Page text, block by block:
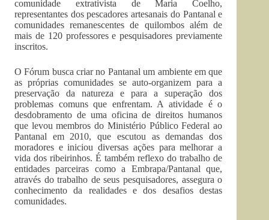
comunidade extrativista de Maria Coelho,
representantes dos pescadores artesanais do Pantanal e
comunidades remanescentes de quilombos além de
mais de 120 professores e pesquisadores previamente
inscritos.
O Fórum busca criar no Pantanal um ambiente em que
as próprias comunidades se auto-organizem para a
preservação da natureza e para a superação dos
problemas comuns que enfrentam. A atividade é o
desdobramento de uma oficina de direitos humanos
que levou membros do Ministério Público Federal ao
Pantanal em 2010, que escutou as demandas dos
moradores e iniciou diversas ações para melhorar a
vida dos ribeirinhos. É também reflexo do trabalho de
entidades parceiras como a Embrapa/Pantanal que,
através do trabalho de seus pesquisadores, assegura o
conhecimento da realidades e dos desafios destas
comunidades.